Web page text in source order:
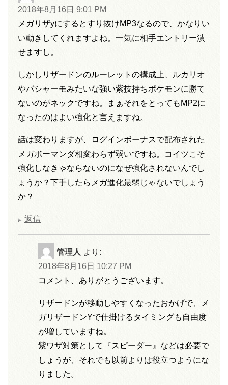
2018年8月16日 9:01 PM
メガリザyにするとすり抜けMP3なるので、かなりい
い動きしてくれますよね。一気に相手エントリー潰
せますし。
しかしリザードンのルーレットの構成上、ルカリオ
やバシャーモみたいな強い紫技持ちポケモンに勝て
ないのがネックですね。まぁそれをとってもMP2に
なったのはよい強化と言えますね。
話は変わりますが、ログインボーナスで配布された
メガボーマンダ相変わらず弱いですね。コイツこそ
強化しなきゃならないのになぜ強化されないんでし
ょうか？下手したらメガ進化最弱じゃないでしょう
か？
返信
管理人 より:
2018年8月16日 10:27 PM
コメント、ありがとうございます。
リザードンが移動しやすくなったおかげで、メ
ガリザードンYで仕掛けるタイミングも自由度
が増していますね。
紫ワザ対策として『スピーダー』などは必要で
しょうが、それでも以前よりは役立つようにな
りました。